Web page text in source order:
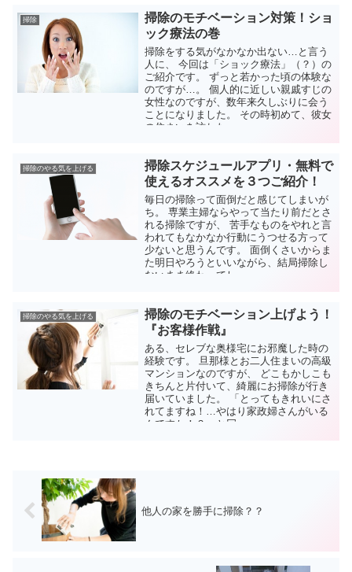
掃除
掃除のモチベーション対策！ショ
ック療法の巻
掃除をする気がなかなか出ない…と言う
人に、 今回は「ショック療法」（？）の
ご紹介です。 ずっと若かった頃の体験な
のですが…。 個人的に近しい親戚すじの
女性なのですが、数年来久しぶりに会う
ことになりました。 その時初めて、彼女
の住まいを訪ねた...
掃除のやる気を上げる
掃除スケジュールアプリ・無料で
使えるオススメを３つご紹介！
毎日の掃除って面倒だと感じてしまいが
ち。 専業主婦ならやって当たり前だとさ
れる掃除ですが、 苦手なものをやれと言
われてもなかなか行動にうつせる方って
少ないと思うんです。 面倒くさいからま
た明日やろうといいながら、結局掃除し
ないまま終わってし...
掃除のやる気を上げる
掃除のモチベーション上げよう！
『お客様作戦』
ある、セレブな奥様宅にお邪魔した時の
経験です。 旦那様とお二人住まいの高級
マンションなのですが、 どこもかしこも
きちんと片付いて、綺麗にお掃除が行き
届いていました。 「とってもきれいにさ
れてますね！…やはり家政婦さんがいる
んですか！？」と冗...
他人の家を勝手に掃除？？